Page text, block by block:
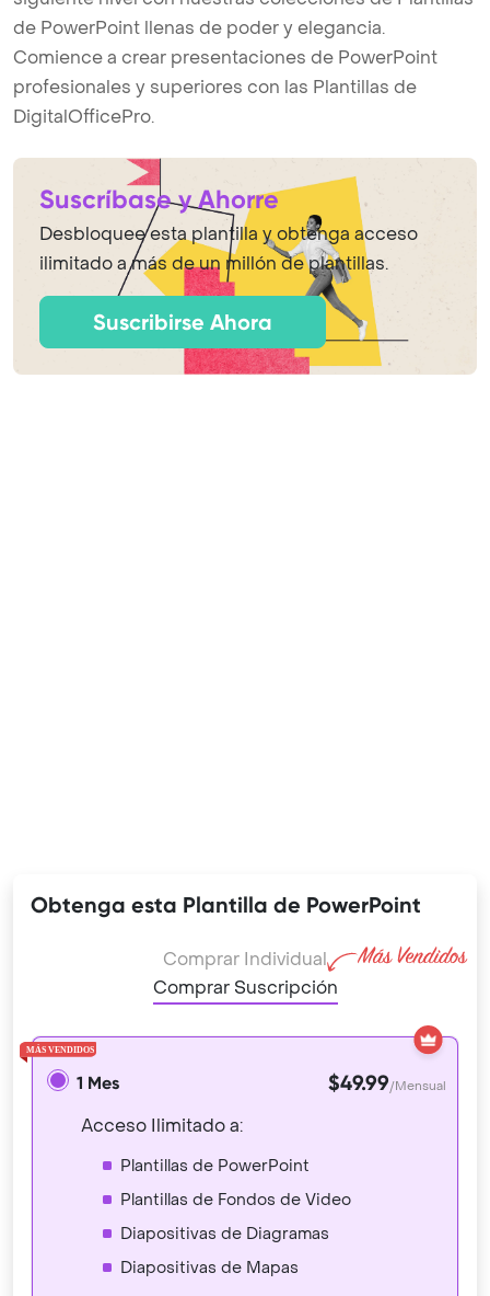
de PowerPoint llenas de poder y elegancia.
Comience a crear presentaciones de PowerPoint
profesionales y superiores con las Plantillas de
DigitalOfficePro.
Suscríbase y Ahorre
Desbloquee esta plantilla y obtenga acceso
ilimitado a más de un millón de plantillas.
Suscribirse Ahora
Obtenga esta Plantilla de PowerPoint
Comprar Individual
Comprar Suscripción
1 Mes $49.99/Mensual
Acceso Ilimitado a:
Plantillas de PowerPoint
Plantillas de Fondos de Video
Diapositivas de Diagramas
Diapositivas de Mapas